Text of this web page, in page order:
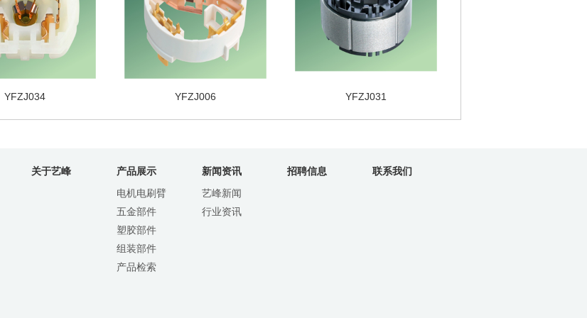
YFZJ034 YFZJ006 YFZJ031
关于艺峰 产品展示
电机电刷臂
五金部件
塑胶部件
组装部件
产品检索
新闻资讯
艺峰新闻
行业资讯
招聘信息 联系我们